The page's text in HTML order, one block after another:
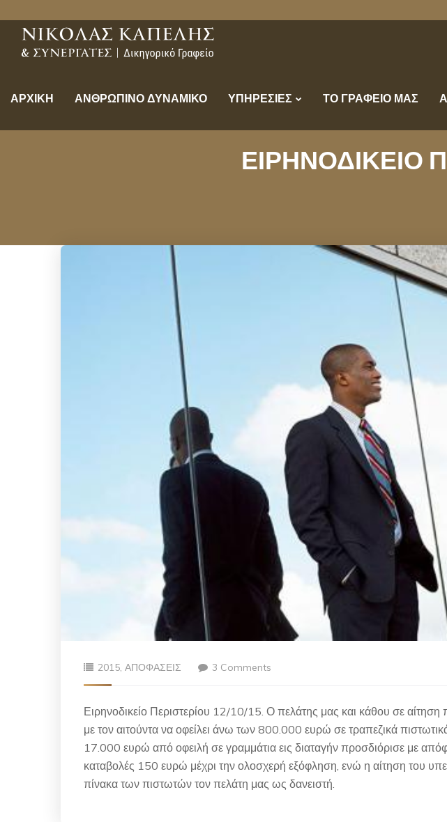
ΑΡΧΙΚΗ ΑΝΘΡΩΠΙΝΟ ΔΥΝΑΜΙΚΟ ΥΠΗΡΕΣΙΕΣ ΤΟ ΓΡΑΦΕΙΟ ΜΑΣ
ΕΙΡΗΝΟΔΙΚΕΙΟ
2015, ΑΠΟΦΑΣΕΙΣ 3 Comments
Ειρηνοδικείο Περιστερίου 12/10/15. Ο πελάτης μας και κάθου σε
με τον αιτούντα να οφείλει άνω των 800.000 ευρώ σε τραπεζικά
17.000 ευρώ από οφειλή σε γραμμάτια εις διαταγήν προσδιόρισε με
καταβολές 150 ευρώ μέχρι την ολοσχερή εξόφληση, ενώ η αίτηση του
πίνακα των πιστωτών τον πελάτη μας ως δανειστή.